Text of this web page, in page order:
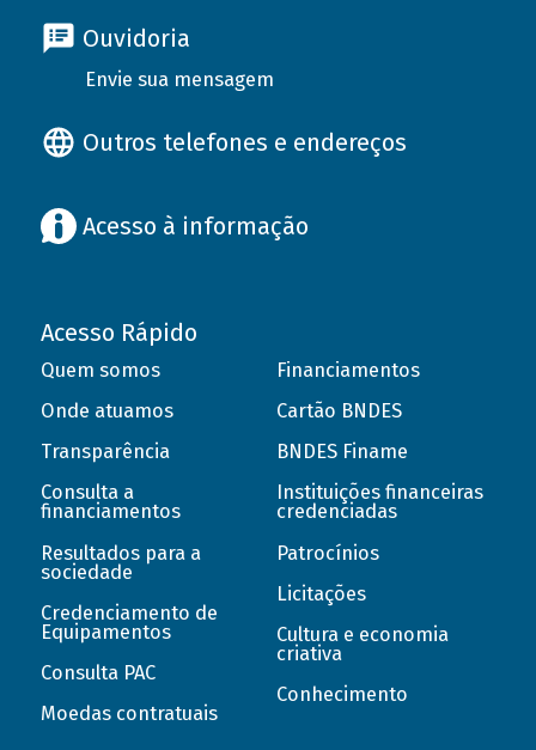
Ouvidoria
Envie sua mensagem
Outros telefones e endereços
Acesso à informação
Acesso Rápido
Quem somos
Onde atuamos
Transparência
Consulta a
financiamentos
Resultados para a
sociedade
Credenciamento de
Equipamentos
Consulta PAC
Moedas contratuais
Financiamentos
Cartão BNDES
BNDES Finame
Instituições financeiras
credenciadas
Patrocínios
Licitações
Cultura e economia
criativa
Conhecimento